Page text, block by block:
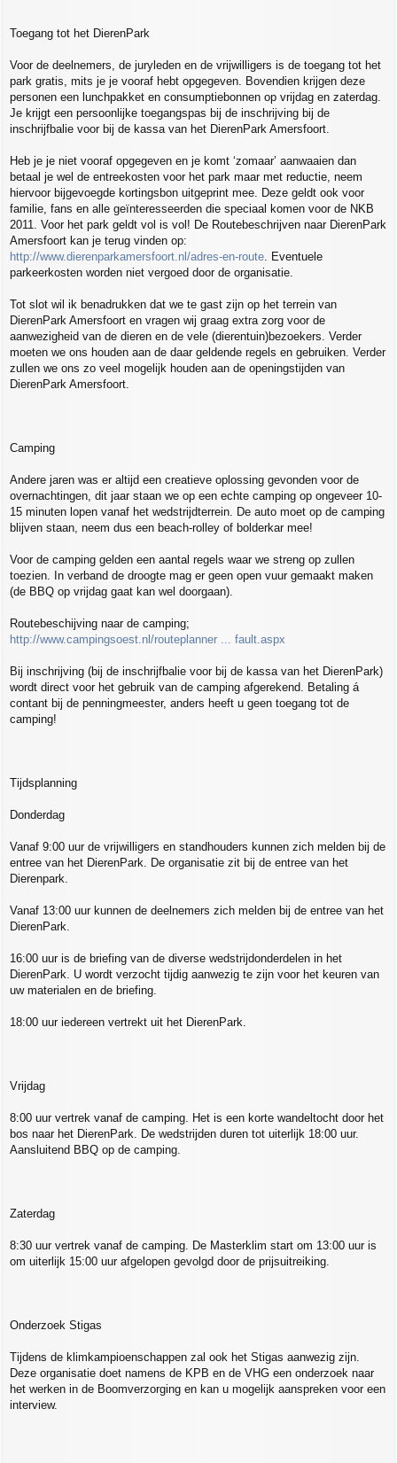
Toegang tot het DierenPark
Voor de deelnemers, de juryleden en de vrijwilligers is de toegang tot het
park gratis, mits je je vooraf hebt opgegeven. Bovendien krijgen deze
personen een lunchpakket en consumptiebonnen op vrijdag en zaterdag.
Je krijgt een persoonlijke toegangspas bij de inschrijving bij de
inschrijfbalie voor bij de kassa van het DierenPark Amersfoort.
Heb je je niet vooraf opgegeven en je komt ‘zomaar’ aanwaaien dan
betaal je wel de entreekosten voor het park maar met reductie, neem
hiervoor bijgevoegde kortingsbon uitgeprint mee. Deze geldt ook voor
familie, fans en alle geïnteresseerden die speciaal komen voor de NKB
2011. Voor het park geldt vol is vol! De Routebeschrijven naar DierenPark
Amersfoort kan je terug vinden op:
http://www.dierenparkamersfoort.nl/adres-en-route . Eventuele
parkeerkosten worden niet vergoed door de organisatie.
Tot slot wil ik benadrukken dat we te gast zijn op het terrein van
DierenPark Amersfoort en vragen wij graag extra zorg voor de
aanwezigheid van de dieren en de vele (dierentuin)bezoekers. Verder
moeten we ons houden aan de daar geldende regels en gebruiken. Verder
zullen we ons zo veel mogelijk houden aan de openingstijden van
DierenPark Amersfoort.
Camping
Andere jaren was er altijd een creatieve oplossing gevonden voor de
overnachtingen, dit jaar staan we op een echte camping op ongeveer 10-
15 minuten lopen vanaf het wedstrijdterrein. De auto moet op de camping
blijven staan, neem dus een beach-rolley of bolderkar mee!
Voor de camping gelden een aantal regels waar we streng op zullen
toezien. In verband de droogte mag er geen open vuur gemaakt maken
(de BBQ op vrijdag gaat kan wel doorgaan).
Routebeschijving naar de camping;
http://www.campingsoest.nl/routeplanner ... fault.aspx
Bij inschrijving (bij de inschrijfbalie voor bij de kassa van het DierenPark)
wordt direct voor het gebruik van de camping afgerekend. Betaling á
contant bij de penningmeester, anders heeft u geen toegang tot de
camping!
Tijdsplanning
Donderdag
Vanaf 9:00 uur de vrijwilligers en standhouders kunnen zich melden bij de
entree van het DierenPark. De organisatie zit bij de entree van het
Dierenpark.
Vanaf 13:00 uur kunnen de deelnemers zich melden bij de entree van het
DierenPark.
16:00 uur is de briefing van de diverse wedstrijdonderdelen in het
DierenPark. U wordt verzocht tijdig aanwezig te zijn voor het keuren van
uw materialen en de briefing.
18:00 uur iedereen vertrekt uit het DierenPark.
Vrijdag
8:00 uur vertrek vanaf de camping. Het is een korte wandeltocht door het
bos naar het DierenPark. De wedstrijden duren tot uiterlijk 18:00 uur.
Aansluitend BBQ op de camping.
Zaterdag
8:30 uur vertrek vanaf de camping. De Masterklim start om 13:00 uur is
om uiterlijk 15:00 uur afgelopen gevolgd door de prijsuitreiking.
Onderzoek Stigas
Tijdens de klimkampioenschappen zal ook het Stigas aanwezig zijn.
Deze organisatie doet namens de KPB en de VHG een onderzoek naar
het werken in de Boomverzorging en kan u mogelijk aanspreken voor een
interview.